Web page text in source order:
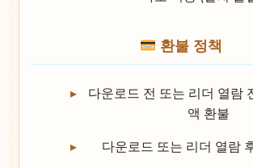
환불 정책
다운로드 전 또는 리더 열람
액 환불
다운로드 또는 리더 열람